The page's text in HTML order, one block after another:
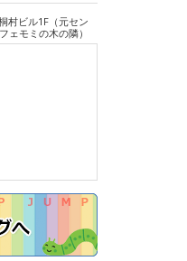
村ビル1F（元セン
ェモミの木の隣）